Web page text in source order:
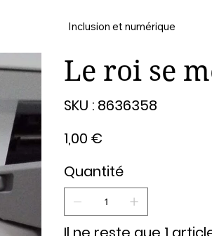
Inclusion et numérique
Le roi se
SKU : 8636358
8636358
1,00 €
Quantité